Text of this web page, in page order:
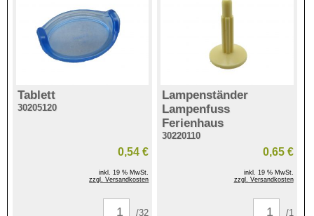
Tablett
30205120
0,54 €
inkl. 19 % MwSt.
zzgl. Versandkosten
/32
Lampenständer
Lampenfuss
Ferienhaus
30220110
0,65 €
inkl. 19 % MwSt.
zzgl. Versandkosten
/1